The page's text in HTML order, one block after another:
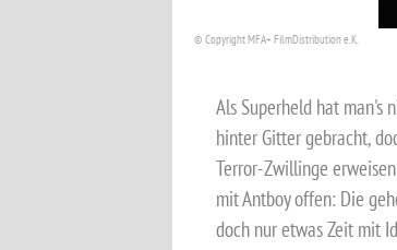
© Copyright MFA+ FilmDistribution e.K.
Als Superheld hat man's
hinter Gitter gebracht,
Terror-Zwillinge
mit Antboy offen: Die
doch nur etwas Zeit mit